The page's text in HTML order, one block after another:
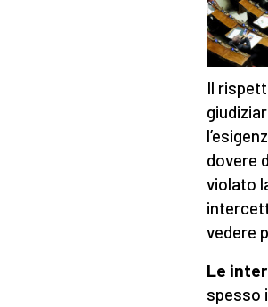
Il
dovere
violato
vedere
Le
spesso